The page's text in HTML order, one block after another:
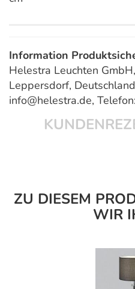
Information
Helestra Leuchten
Leppersdorf,
info@helestra.de,
ZU DIESEM
WIR